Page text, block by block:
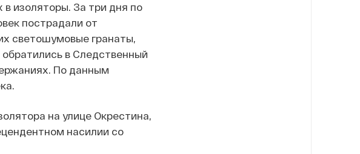
в изоляторы. За три дня по
пострадали от
светошумовые гранаты,
в Следственный
По данным
на улице Окрестина,
насилии со